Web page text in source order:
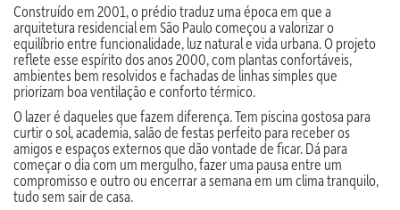
Construído em 2001, o prédio traduz uma época em que a
arquitetura residencial em São Paulo começou a valorizar o
equilíbrio entre funcionalidade, luz natural e vida urbana. O projeto
reflete esse espírito dos anos 2000, com plantas confortáveis,
ambientes bem resolvidos e fachadas de linhas simples que
priorizam boa ventilação e conforto térmico.
O lazer é daqueles que fazem diferença. Tem piscina gostosa para
curtir o sol, academia, salão de festas perfeito para receber os
amigos e espaços externos que dão vontade de ficar. Dá para
começar o dia com um mergulho, fazer uma pausa entre um
compromisso e outro ou encerrar a semana em um clima tranquilo,
tudo sem sair de casa.